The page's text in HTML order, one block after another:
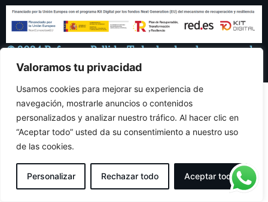
Valoramos tu privacidad
Usamos cookies para mejorar su experiencia de
navegación, mostrarle anuncios o contenidos
personalizados y analizar nuestro tráfico. Al hacer clic en
“Aceptar todo” usted da su consentimiento a nuestro uso
de las cookies.
Personalizar Rechazar todo Aceptar todo
© 2024 Reformas Bellido. Todos los derechos reservados